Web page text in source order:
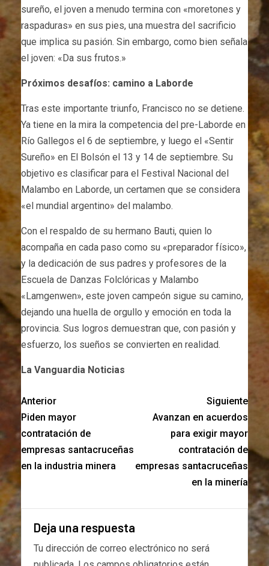
sureño, el joven a menudo termina con «moretones y
raspaduras» en sus pies, una muestra del sacrificio
que implica su pasión. Sin embargo, como bien señala
el joven: «Da sus frutos.»
Próximos desafíos: camino a Laborde
Tras este importante triunfo, Francisco no se detiene.
Ya tiene en la mira la competencia del pre-Laborde en
Río Gallegos el 6 de septiembre, y luego el «Sentir
Sureño» en El Bolsón el 13 y 14 de septiembre. Su
objetivo es clasificar para el Festival Nacional del
Malambo en Laborde, un certamen que se considera
«el mundial argentino» del malambo.
Con el respaldo de su hermano Bauti, quien lo
acompaña en cada paso como su «preparador físico»,
y la dedicación de sus padres y profesores de la
Escuela de Danzas Folclóricas y Malambo
«Lamgenwen», este joven campeón sigue su camino,
dejando una huella de orgullo y emoción en toda la
provincia. Sus logros demuestran que, con pasión y
esfuerzo, los sueños se convierten en realidad.
La Vanguardia Noticias
Anterior
Piden mayor
contratación de
empresas santacruceñas
en la industria minera
Siguiente
Avanzan en acuerdos
para exigir mayor
contratación de
empresas santacruceñas
en la minería
Deja una respuesta
Tu dirección de correo electrónico no será